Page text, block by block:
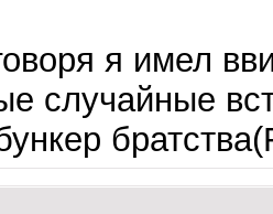
я имел
случайные